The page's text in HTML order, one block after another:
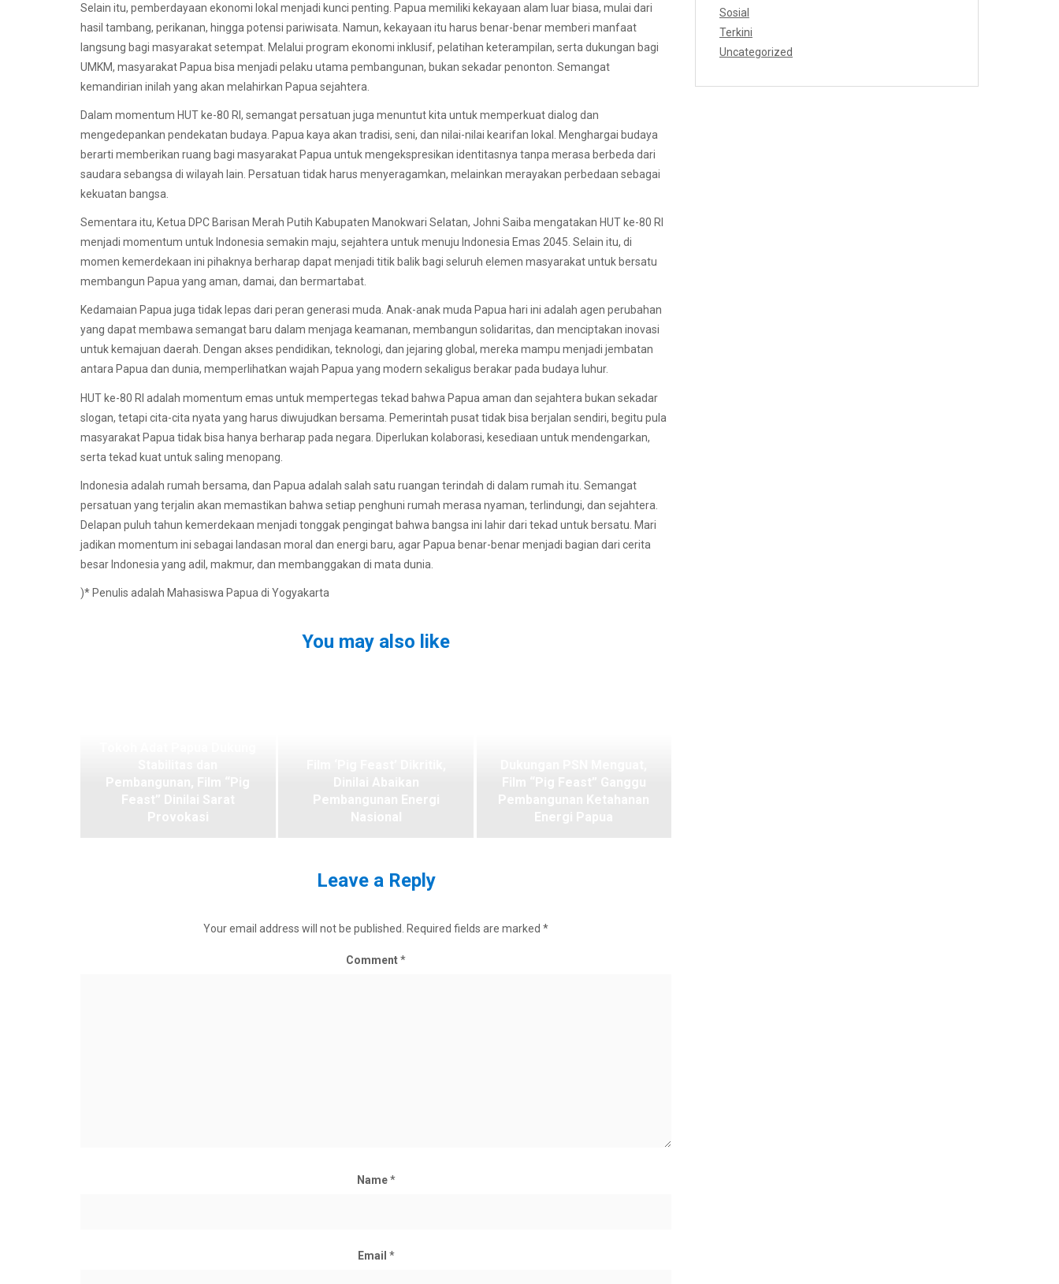
Selain itu, pemberdayaan ekonomi lokal menjadi kunci penting. Papua memiliki kekayaan alam luar biasa, mulai dari
hasil tambang, perikanan, hingga potensi pariwisata. Namun, kekayaan itu harus benar-benar memberi manfaat
langsung bagi masyarakat setempat. Melalui program ekonomi inklusif, pelatihan keterampilan, serta dukungan bagi
UMKM, masyarakat Papua bisa menjadi pelaku utama pembangunan, bukan sekadar penonton. Semangat
kemandirian inilah yang akan melahirkan Papua sejahtera.
Dalam momentum HUT ke-80 RI, semangat persatuan juga menuntut kita untuk memperkuat dialog dan
mengedepankan pendekatan budaya. Papua kaya akan tradisi, seni, dan nilai-nilai kearifan lokal. Menghargai budaya
berarti memberikan ruang bagi masyarakat Papua untuk mengekspresikan identitasnya tanpa merasa berbeda dari
saudara sebangsa di wilayah lain. Persatuan tidak harus menyeragamkan, melainkan merayakan perbedaan sebagai
kekuatan bangsa.
Sementara itu, Ketua DPC Barisan Merah Putih Kabupaten Manokwari Selatan, Johni Saiba mengatakan HUT ke-80 RI
menjadi momentum untuk Indonesia semakin maju, sejahtera untuk menuju Indonesia Emas 2045. Selain itu, di
momen kemerdekaan ini pihaknya berharap dapat menjadi titik balik bagi seluruh elemen masyarakat untuk bersatu
membangun Papua yang aman, damai, dan bermartabat.
Kedamaian Papua juga tidak lepas dari peran generasi muda. Anak-anak muda Papua hari ini adalah agen perubahan
yang dapat membawa semangat baru dalam menjaga keamanan, membangun solidaritas, dan menciptakan inovasi
untuk kemajuan daerah. Dengan akses pendidikan, teknologi, dan jejaring global, mereka mampu menjadi jembatan
antara Papua dan dunia, memperlihatkan wajah Papua yang modern sekaligus berakar pada budaya luhur.
HUT ke-80 RI adalah momentum emas untuk mempertegas tekad bahwa Papua aman dan sejahtera bukan sekadar
slogan, tetapi cita-cita nyata yang harus diwujudkan bersama. Pemerintah pusat tidak bisa berjalan sendiri, begitu pula
masyarakat Papua tidak bisa hanya berharap pada negara. Diperlukan kolaborasi, kesediaan untuk mendengarkan,
serta tekad kuat untuk saling menopang.
Indonesia adalah rumah bersama, dan Papua adalah salah satu ruangan terindah di dalam rumah itu. Semangat
persatuan yang terjalin akan memastikan bahwa setiap penghuni rumah merasa nyaman, terlindungi, dan sejahtera.
Delapan puluh tahun kemerdekaan menjadi tonggak pengingat bahwa bangsa ini lahir dari tekad untuk bersatu. Mari
jadikan momentum ini sebagai landasan moral dan energi baru, agar Papua benar-benar menjadi bagian dari cerita
besar Indonesia yang adil, makmur, dan membanggakan di mata dunia.
)* Penulis adalah Mahasiswa Papua di Yogyakarta
You may also like
Leave a Reply
Your email address will not be published. Required fields are marked *
Comment*
Name*
Email *
Sosial
Terkini
Uncategorized